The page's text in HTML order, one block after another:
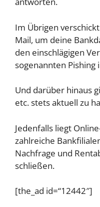
Im Übrigen
Mail, um deine
den einschlägigen
sogenannten
Und darüber hinaus
etc. stets aktuell zu
Jedenfalls liegt
zahlreiche
Nachfrage und
schließen.
[the_ad id=“12442″]